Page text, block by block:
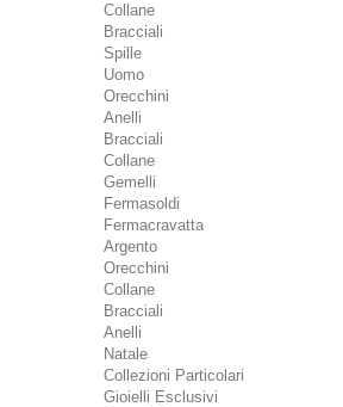
Collane
Bracciali
Spille
Uomo
Orecchini
Anelli
Bracciali
Collane
Gemelli
Fermasoldi
Fermacravatta
Argento
Orecchini
Collane
Bracciali
Anelli
Natale
Collezioni Particolari
Gioielli Esclusivi